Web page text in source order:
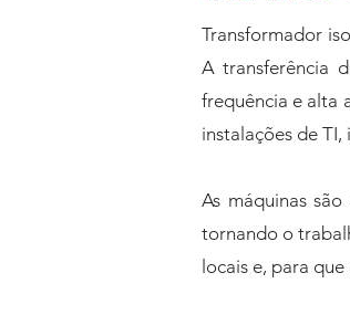
Transformador
A transferência
frequência e alta
instalações de
As máquinas
tornando o
locais e, para